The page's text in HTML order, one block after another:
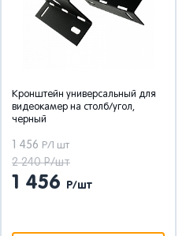
Кронштейн универсальный для
видеокамер на столб/угол,
черный
1 456 Р/1 шт
2 240 Р/шт
1 456 Р/шт